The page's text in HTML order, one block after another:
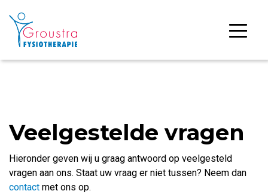
Veelgestelde vragen
Hieronder geven wij u graag antwoord op veelgesteld
vragen aan ons. Staat uw vraag er niet tussen? Neem dan
contact met ons op.